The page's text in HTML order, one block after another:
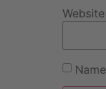
Website